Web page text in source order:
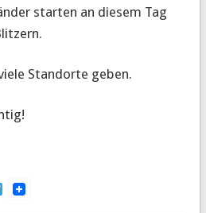
starten an diesem Tag
Standorte geben.
Telegram